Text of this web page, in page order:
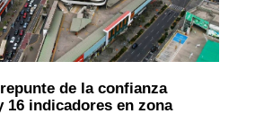
de la confianza
16 indicadores en zona